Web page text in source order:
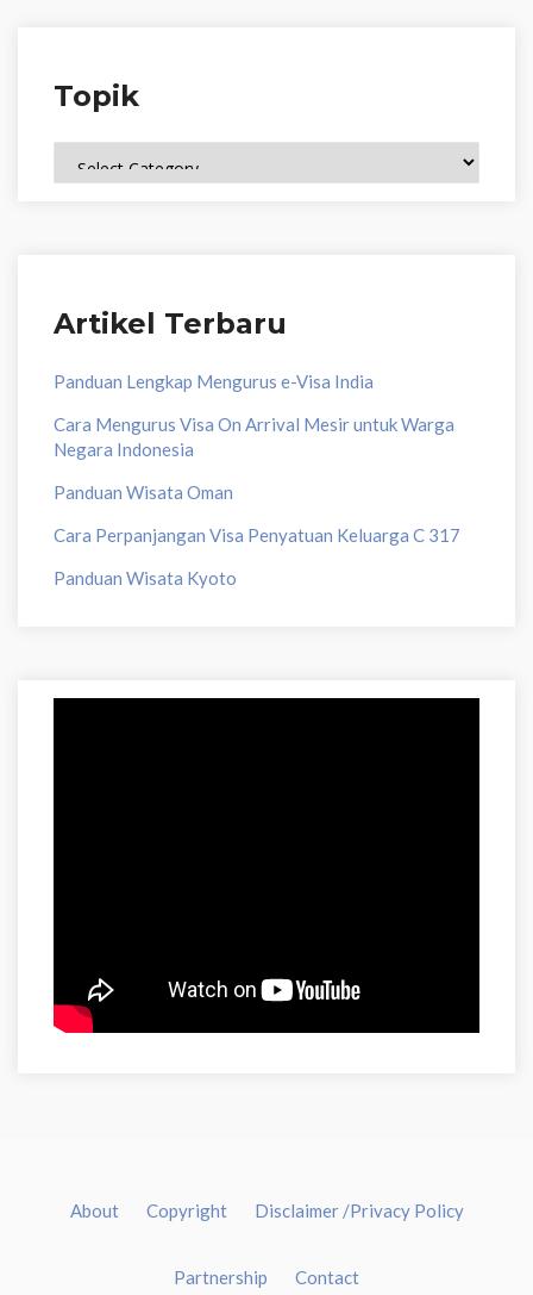
Topik
Artikel Terbaru
Panduan Lengkap Mengurus e-Visa India
Cara Mengurus Visa On Arrival Mesir untuk Warga
Negara Indonesia
Panduan Wisata Oman
Cara Perpanjangan Visa Penyatuan Keluarga C 317
Panduan Wisata Kyoto
About Copyright Disclaimer /Privacy Policy
Partnership Contact